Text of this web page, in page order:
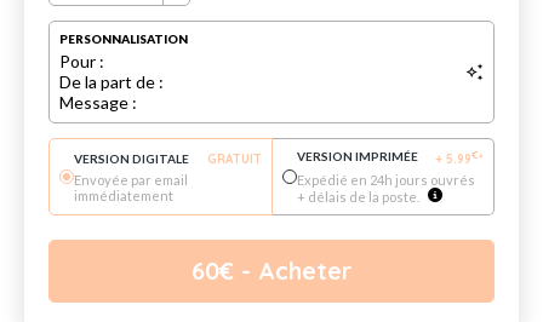
PERSONNALISATION
Pour :
De la part de :
Message :
VERSION DIGITALE
GRATUIT
Envoyée par email
immédiatement
VERSION IMPRIMÉE + 5.99€*
Expédié en 24h jours ouvrés
+ délais de la poste.
60€- Acheter